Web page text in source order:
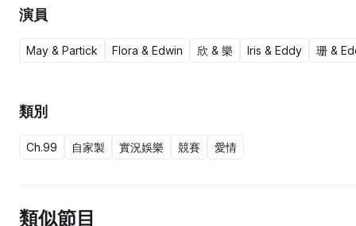
演員
May & Partick Flora & Edwin 欣 & 樂 Iris & Eddy 珊 &
類別
Ch.99 自家製 實況娛樂 競賽 愛情
類似節目